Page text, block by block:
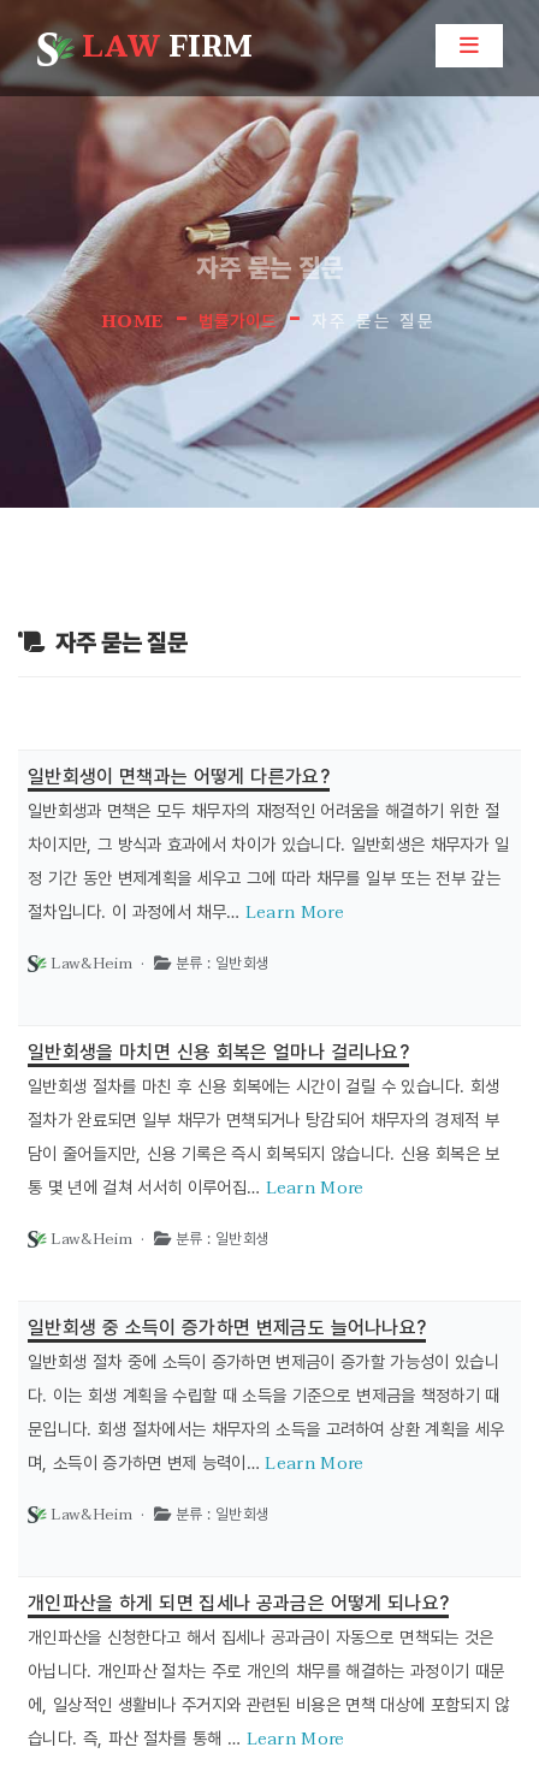
LAWFIRM
자주 묻는 질문
HOME - 법률가이드- 자주 묻는 질문
자주 묻는 질문
일반회생이 면책과는 어떻게 다른가요?
일반회생과 면책은 모두 채무자의 재정적인 어려움을 해결하기 위한 절
차이지만, 그 방식과 효과에서 차이가 있습니다. 일반회생은 채무자가 일
정 기간 동안 변제계획을 세우고 그에 따라 채무를 일부 또는 전부 갚는
절차입니다. 이 과정에서 채무… Learn More
Law&Heim · 분류 : 일반회생
일반회생을 마치면 신용 회복은 얼마나 걸리나요?
일반회생 절차를 마친 후 신용 회복에는 시간이 걸릴 수 있습니다. 회생
절차가 완료되면 일부 채무가 면책되거나 탕감되어 채무자의 경제적 부
담이 줄어들지만, 신용 기록은 즉시 회복되지 않습니다. 신용 회복은 보
통 몇 년에 걸쳐 서서히 이루어집… Learn More
Law&Heim · 분류 : 일반회생
일반회생 중 소득이 증가하면 변제금도 늘어나나요?
일반회생 절차 중에 소득이 증가하면 변제금이 증가할 가능성이 있습니
다. 이는 회생 계획을 수립할 때 소득을 기준으로 변제금을 책정하기 때
문입니다. 회생 절차에서는 채무자의 소득을 고려하여 상환 계획을 세우
며, 소득이 증가하면 변제 능력이…Learn More
Law&Heim · 분류 : 일반회생
개인파산을 하게 되면 집세나 공과금은 어떻게 되나요?
개인파산을 신청한다고 해서 집세나 공과금이 자동으로 면책되는 것은
아닙니다. 개인파산 절차는 주로 개인의 채무를 해결하는 과정이기 때문
에, 일상적인 생활비나 주거지와 관련된 비용은 면책 대상에 포함되지 않
습니다. 즉, 파산 절차를 통해 … Learn More